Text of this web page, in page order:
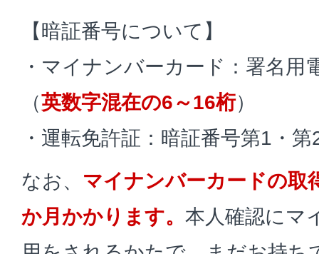
【暗証番号について】
・マイナンバーカード：署名用
（英数字混在の6～16桁）
・運転免許証：暗証番号第1・第
なお、 マイナンバーカードの取
か月かかります。 本人確認にマ